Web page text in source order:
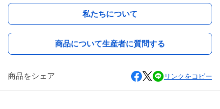
私たちについて
商品について生産者に質問する
商品をシェア リンクをコピー